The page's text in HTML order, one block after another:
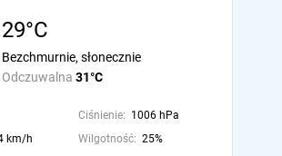
29°C
Odczuwalna 31°C
Bezchmurnie, słonecznie
Ciśnienie: 1006 hPa
km/h Wilgotność: 25%